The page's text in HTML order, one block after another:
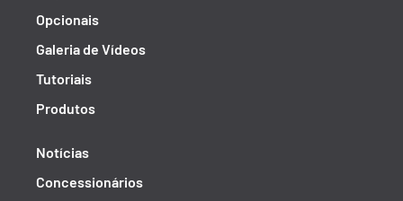
Opcionais
Galeria de Vídeos
Tutoriais
Produtos
Notícias
Concessionários